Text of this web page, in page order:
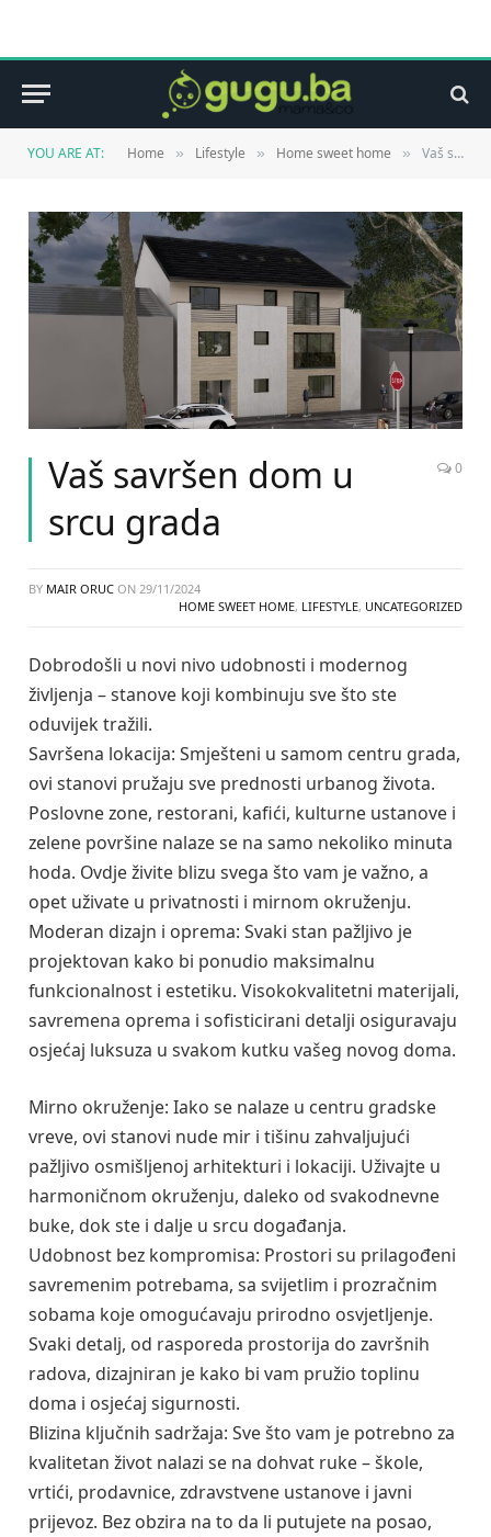
YOU ARE AT: Home » Lifestyle » Home sweet home » Vaš savršen dom u srcu grada
Vaš savršen dom u
srcu grada
0
BY MAIR ORUC ON 29/11/2024
HOME SWEET HOME, LIFESTYLE, UNCATEGORIZED
Dobrodošli u novi nivo udobnosti i modernog
življenja – stanove koji kombinuju sve što ste
oduvijek tražili.
Savršena lokacija: Smješteni u samom centru grada,
ovi stanovi pružaju sve prednosti urbanog života.
Poslovne zone, restorani, kafići, kulturne ustanove i
zelene površine nalaze se na samo nekoliko minuta
hoda. Ovdje živite blizu svega što vam je važno, a
opet uživate u privatnosti i mirnom okruženju.
Moderan dizajn i oprema: Svaki stan pažljivo je
projektovan kako bi ponudio maksimalnu
funkcionalnost i estetiku. Visokokvalitetni materijali,
savremena oprema i sofisticirani detalji osiguravaju
osjećaj luksuza u svakom kutku vašeg novog doma.
Mirno okruženje: Iako se nalaze u centru gradske
vreve, ovi stanovi nude mir i tišinu zahvaljujući
pažljivo osmišljenoj arhitekturi i lokaciji. Uživajte u
harmoničnom okruženju, daleko od svakodnevne
buke, dok ste i dalje u srcu događanja.
Udobnost bez kompromisa: Prostori su prilagođeni
savremenim potrebama, sa svijetlim i prozračnim
sobama koje omogućavaju prirodno osvjetljenje.
Svaki detalj, od rasporeda prostorija do završnih
radova, dizajniran je kako bi vam pružio toplinu
doma i osjećaj sigurnosti.
Blizina ključnih sadržaja: Sve što vam je potrebno za
kvalitetan život nalazi se na dohvat ruke – škole,
vrtići, prodavnice, zdravstvene ustanove i javni
prijevoz. Bez obzira na to da li putujete na posao,